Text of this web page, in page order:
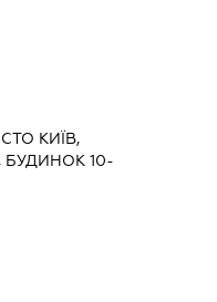
КИЇВ,
10-